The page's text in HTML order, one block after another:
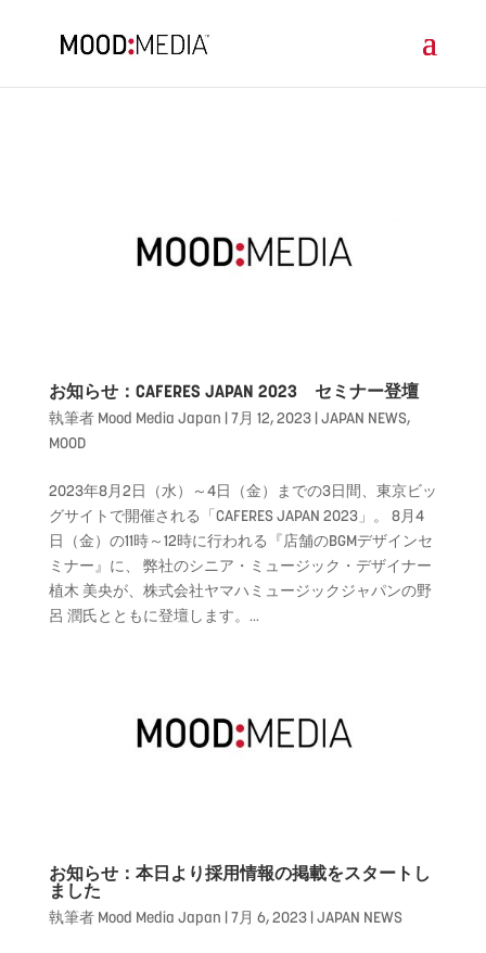
お知らせ：CAFERES JAPAN 2023 セミナー登壇
執筆者 Mood Media Japan | 7月 12, 2023| JAPAN NEWS,
MOOD
2023年8月2日（水）～4日（金）までの3日間、東京ビッ
グサイトで開催される「CAFERES JAPAN 2023」。 8月4
日（金）の11時～12時に行われる『店舗のBGMデザインセ
ミナー』に、 弊社のシニア・ミュージック・デザイナー
植木 美央が、株式会社ヤマハミュージックジャパンの野
呂 潤氏とともに登壇します。...
お知らせ：本日より採用情報の掲載をスタートし
ました
執筆者 Mood Media Japan |7月 6, 2023|JAPAN NEWS